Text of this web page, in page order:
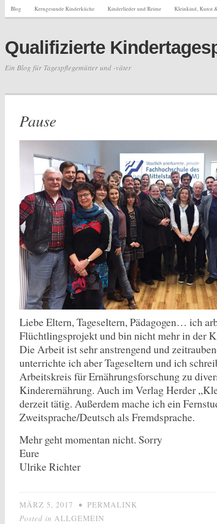
Blog Kerngesunde Kinderküche Kinderlieder und Reime Kleinkind, Kunst
Qualifizierte
Ein Blog für Tagespflegemütter und -väter
Pause
Liebe Eltern, Tageseltern, Pädagogen… ich
Flüchtlingsprojekt und bin nicht mehr in der
Die Arbeit ist sehr anstrengend und
unterrichte ich aber Tageseltern und ich
Arbeitskreis für Ernährungsforschung zu
Kinderernährung. Auch im Verlag Herder
derzeit tätig. Außerdem mache ich ein
Zweitsprache/Deutsch als Fremdsprache.
Mehr geht momentan nicht. Sorry
Eure
Ulrike Richter
MÄRZ 5, 2017 • PERMALINK
Posted in ALLGEMEIN